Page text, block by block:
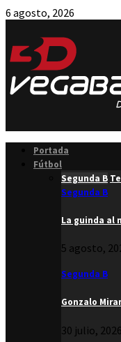
6 agosto, 2026
Portada
Fútbol
Segunda B
Segunda B
La guinda al
5 agosto,
Segunda B
Gonzalo
30 julio, 2026